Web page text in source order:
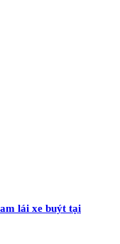
lái xe buýt tại